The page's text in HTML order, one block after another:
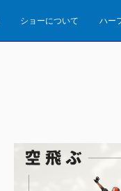
ショーについて ハー